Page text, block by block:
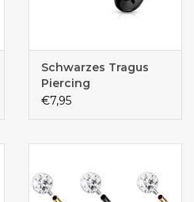
Schwarzes Tragus
Piercing
€7,95